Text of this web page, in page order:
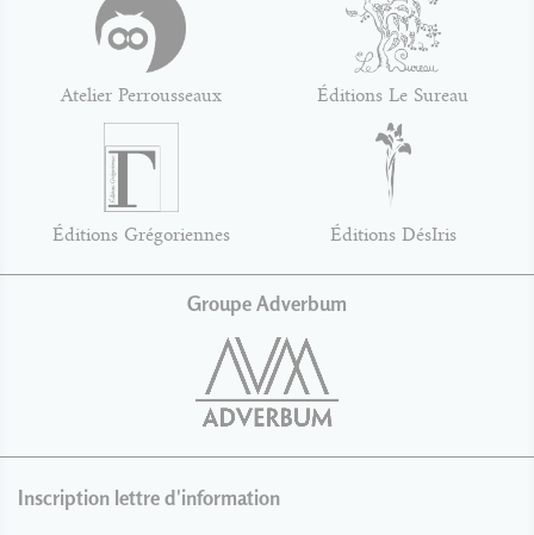
Atelier Perrousseaux Éditions Le Sureau
Éditions Grégoriennes Éditions DésIris
Groupe Adverbum
Inscription lettre d'information